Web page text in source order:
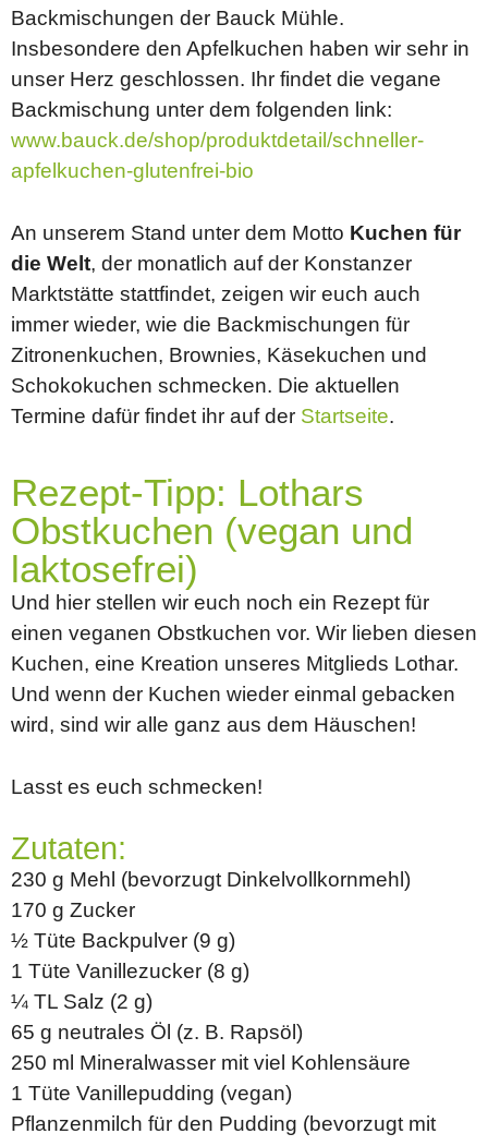
Backmischungen der Bauck Mühle.
Insbesondere den Apfelkuchen haben wir sehr in
unser Herz geschlossen. Ihr findet die vegane
Backmischung unter dem folgenden link:
www.bauck.de/shop/produktdetail/schneller-
apfelkuchen-glutenfrei-bio
An unserem Stand unter dem Motto Kuchen für
die Welt, der monatlich auf der Konstanzer
Marktstätte stattfindet, zeigen wir euch auch
immer wieder, wie die Backmischungen für
Zitronenkuchen, Brownies, Käsekuchen und
Schokokuchen schmecken. Die aktuellen
Termine dafür findet ihr auf der Startseite.
Rezept-Tipp: Lothars
Obstkuchen (vegan und
laktosefrei)
Und hier stellen wir euch noch ein Rezept für
einen veganen Obstkuchen vor. Wir lieben diesen
Kuchen, eine Kreation unseres Mitglieds Lothar.
Und wenn der Kuchen wieder einmal gebacken
wird, sind wir alle ganz aus dem Häuschen!
Lasst es euch schmecken!
Zutaten:
230 g Mehl (bevorzugt Dinkelvollkornmehl)
170 g Zucker
½ Tüte Backpulver (9 g)
1 Tüte Vanillezucker (8 g)
¼ TL Salz (2 g)
65 g neutrales Öl (z. B. Rapsöl)
250 ml Mineralwasser mit viel Kohlensäure
1 Tüte Vanillepudding (vegan)
Pflanzenmilch für den Pudding (bevorzugt mit